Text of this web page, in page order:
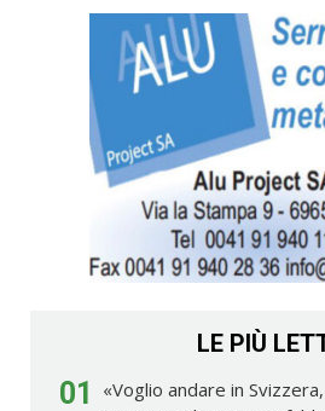
LE PIÙ
01
«Voglio andare in